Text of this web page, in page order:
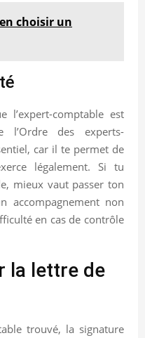
choisir un
l’expert-comptable est
des experts-
car il te permet de
légalement. Si tu
mieux vaut passer ton
accompagnement non
en cas de contrôle
la lettre de
trouvé, la signature